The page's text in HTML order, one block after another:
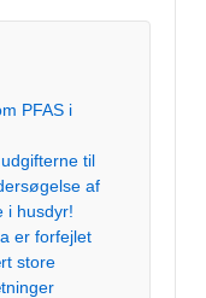
PFAS i
til
af
i husdyr!
er forfejlet
store